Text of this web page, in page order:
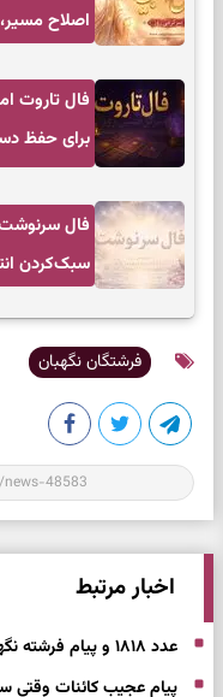
اصلاح
برای حفظ
سبک‌کردن
فرشتگان نگهبان
اخبار مرتبط
عدد ۱۸۱۸ و پیام فرشته نگهبان؛ نشانه‌ای که نباید نادیده بگیرید